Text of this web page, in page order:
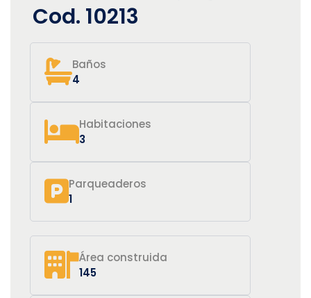
Cod. 10213
Baños
4
Habitaciones
3
Parqueaderos
1
Área construida
145